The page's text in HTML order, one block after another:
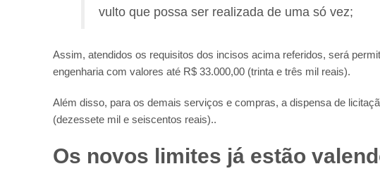
vulto que possa ser realizada de uma só vez;
Assim, atendidos os requisitos dos incisos acima referidos, será
engenharia com valores até R$ 33.000,00 (trinta e três mil reais).
Além disso, para os demais serviços e compras, a dispensa de
(dezessete mil e seiscentos reais)..
Os novos limites já estão